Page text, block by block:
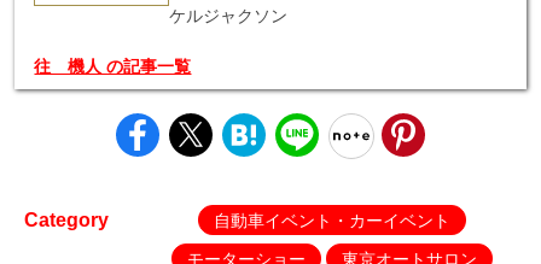
ケルジャクソン
往 機人 の記事一覧
Category
自動車イベント・カーイベント
モーターショー
東京オートサロン